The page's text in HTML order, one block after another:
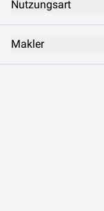
Nutzungsart
Makler